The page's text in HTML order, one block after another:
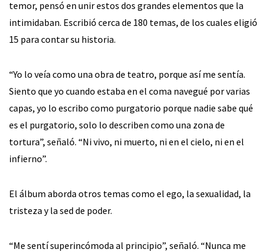
temor, pensó en unir estos dos grandes elementos que la
intimidaban. Escribió cerca de 180 temas, de los cuales eligió
15 para contar su historia.
“Yo lo veía como una obra de teatro, porque así me sentía.
Siento que yo cuando estaba en el coma navegué por varias
capas, yo lo escribo como purgatorio porque nadie sabe qué
es el purgatorio, solo lo describen como una zona de
tortura”, señaló. “Ni vivo, ni muerto, ni en el cielo, ni en el
infierno”.
El álbum aborda otros temas como el ego, la sexualidad, la
tristeza y la sed de poder.
“Me sentí superincómoda al principio”, señaló. “Nunca me